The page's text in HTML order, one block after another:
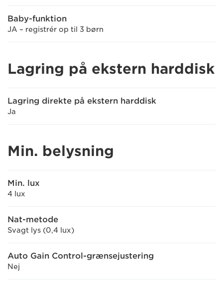
Baby-funktion
JA – registrér op til 3 børn
Lagring på ekstern harddisk
Lagring direkte på ekstern harddisk
Ja
Min. belysning
Min. lux
4 lux
Nat-metode
Svagt lys (0,4 lux)
Auto Gain Control-grænsejustering
Nej